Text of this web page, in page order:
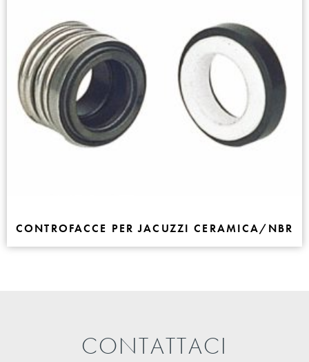
CONTROFACCE PER JACUZZI CERAMICA/NBR
CONTATTACI